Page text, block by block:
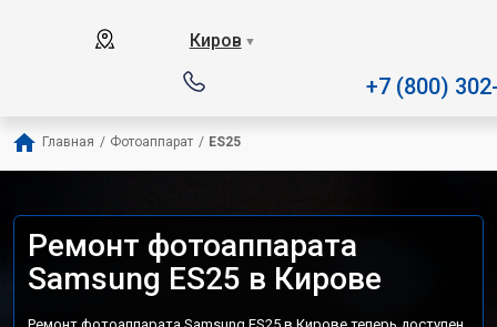
Киров ▼
+7 (800)
Главная / Фотоаппарат / ES25
Ремонт фотоаппарата
Samsung ES25 в Кирове